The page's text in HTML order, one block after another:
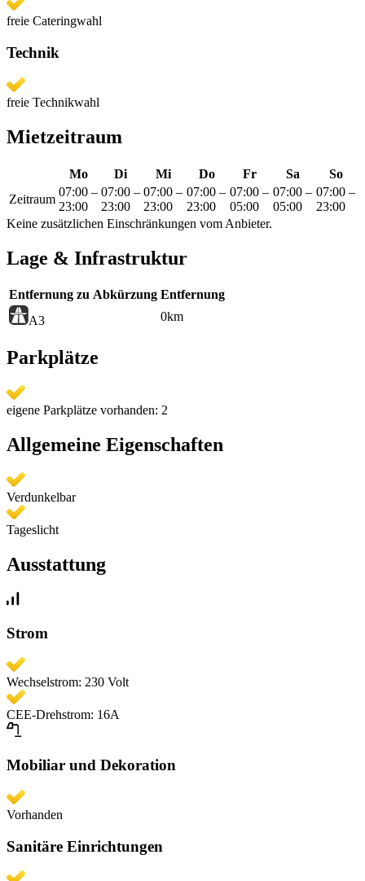
freie Cateringwahl
Technik
freie Technikwahl
Mietzeitraum
Mo Di Mi Do Fr Sa
So
Zeitraum
07:00 –
23:00
07:00 –
23:00
07:00 –
23:00
07:00 –
23:00
07:00 –
05:00
07:00 –
05:00
07:00 –
23:00
Keine zusätzlichen Einschränkungen vom Anbieter.
Lage & Infrastruktur
Entfernung zu Abkürzung Entfernung
A3
0km
Parkplätze
eigene Parkplätze vorhanden: 2
Allgemeine Eigenschaften
Verdunkelbar
Tageslicht
Ausstattung
Strom
Wechselstrom: 230 Volt
CEE-Drehstrom: 16A
Mobiliar und Dekoration
Vorhanden
Sanitäre Einrichtungen